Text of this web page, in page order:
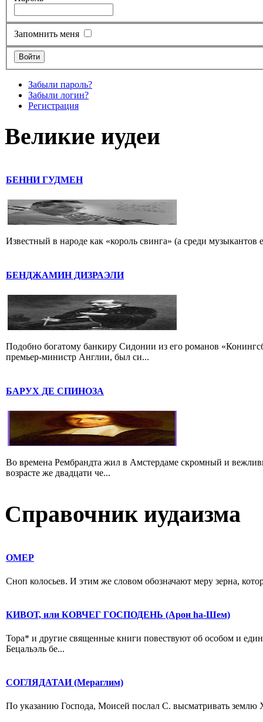
Запомнить меня
Забыли пароль?
Забыли логин?
Регистрация
Великие иудеи
БЕННИ ГУДМЕН
Известный в народе как «король свинга» (а среди
БЕНДЖАМИН ДИЗРАЭЛИ
Подобно богатому банкиру Сидонии из его романов
премьер-министр Англии, был си...
БАРУХ ДЕ СПИНОЗА
Во времена Рембрандта жил в Амстердаме скромный и
возрасте же двадцати че...
Справочник иудаизма
ОМЕР
Сноп колосьев. И этим же словом обозначают меру зерна,
КИВОТ, или КОВЧЕГ ГОСПОДЕНЬ (Арон hа-Шем)
Тора* и другие священные книги повествуют об особом и
Бецальэль бе...
СОГЛЯДАТАИ (Мераглим)
По указанию Господа, Моисей послал С. высматривать землю